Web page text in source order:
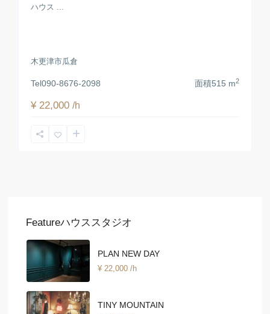
ハウス ...
木更津市瓜倉
Tel090-8676-2098 面積515 m2
¥ 22,000/h
Featureハウススタジオ
PLAN NEW DAY
¥ 22,000/h
TINY MOUNTAIN